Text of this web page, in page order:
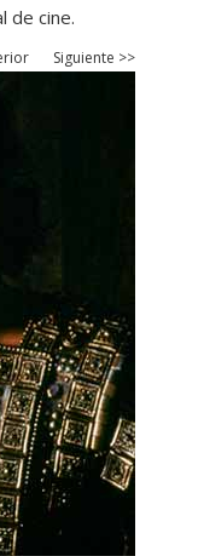
de cine.
Siguiente >>